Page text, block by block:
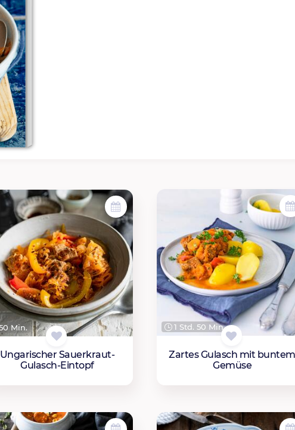
Min.
Ungarischer Sauerkraut-
Gulasch-Eintopf
1 Std. 50 Min.
Zartes Gulasch mit buntem
Gemüse